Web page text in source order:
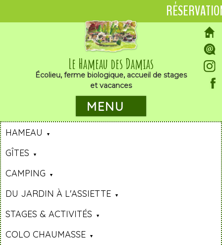
Le Hameau des Damias
Écolieu, ferme biologique, accueil de stages
et vacances
MENU
HAMEAU
GÎTES
CAMPING
DU JARDIN À L'ASSIETTE
STAGES & ACTIVITÉS
COLO CHAUMASSE